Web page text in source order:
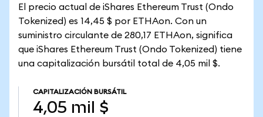
El precio actual de iShares Ethereum Trust (Ondo
Tokenized) es 14,45 $ por ETHAon. Con un
suministro circulante de 280,17 ETHAon, significa
que iShares Ethereum Trust (Ondo Tokenized) tiene
una capitalización bursátil total de 4,05 mil $.
CAPITALIZACIÓN BURSÁTIL
4,05 mil $